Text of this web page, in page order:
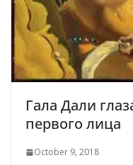
Гала Дали
первого лица
October 9, 2018